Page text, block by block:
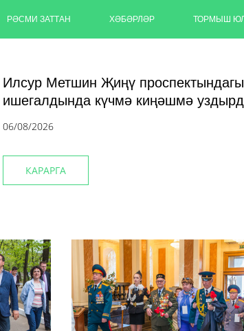
РӘСМИ ЗАТТАН ХӘБӘРЛӘР ТОРМЫШ
Илсур Метшин Җиңү
ишегалдында күчмә киңәшмә
06/08/2026
КАРАРГА